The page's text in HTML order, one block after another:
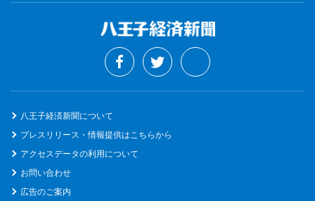
八王子経済新聞について
プレスリリース・情報提供はこちらから
アクセスデータの利用について
お問い合わせ
広告のご案内